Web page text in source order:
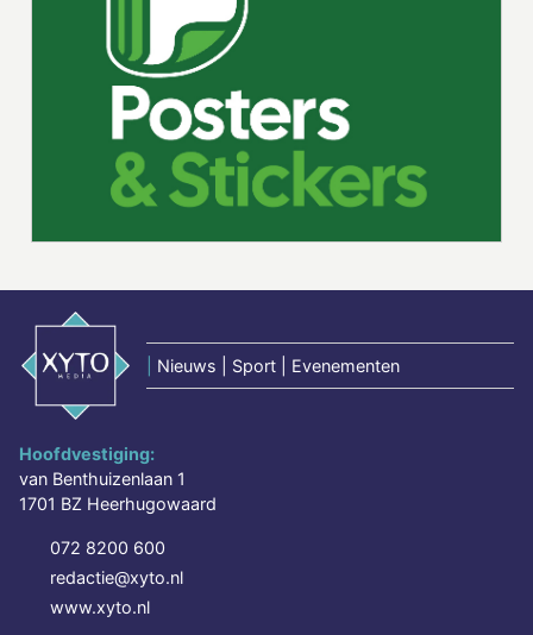
Nieuws | Sport | Evenementen
Hoofdvestiging:
van Benthuizenlaan 1
1701 BZ Heerhugowaard
072 8200 600
redactie@xyto.nl
www.xyto.nl